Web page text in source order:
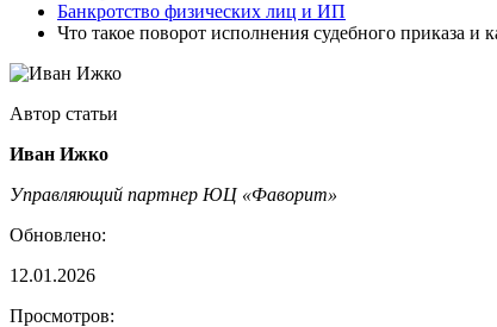
Банкротство физических лиц и ИП
Что такое поворот исполнения судебного приказа и
Автор статьи
Иван Ижко
Управляющий партнер ЮЦ «Фаворит»
Обновлено:
12.01.2026
Просмотров: